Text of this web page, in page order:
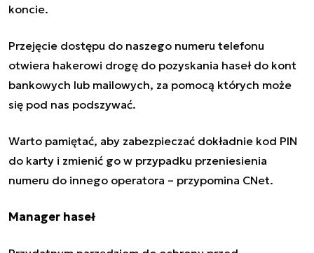
koncie.
Przejęcie dostępu do naszego numeru telefonu
otwiera hakerowi drogę do pozyskania haseł do kont
bankowych lub mailowych, za pomocą których może
się pod nas podszywać.
Warto pamiętać, aby zabezpieczać dokładnie kod PIN
do karty i zmienić go w przypadku przeniesienia
numeru do innego operatora – przypomina CNet.
Manager haseł